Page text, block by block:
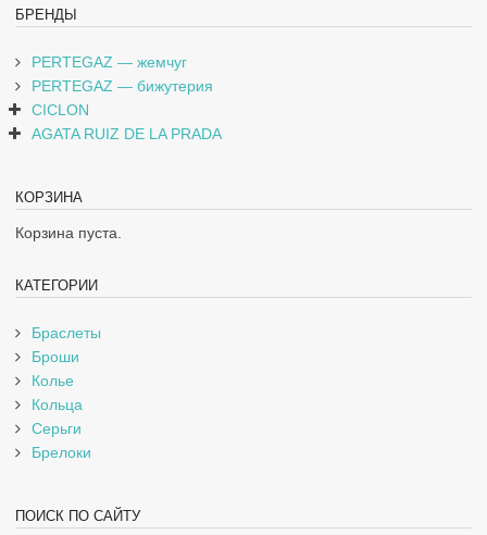
БРЕНДЫ
PERTEGAZ — жемчуг
PERTEGAZ — бижутерия
CICLON
AGATA RUIZ DE LA PRADA
КОРЗИНА
Корзина пуста.
КАТЕГОРИИ
Браслеты
Броши
Колье
Кольца
Серьги
Брелоки
ПОИСК ПО САЙТУ